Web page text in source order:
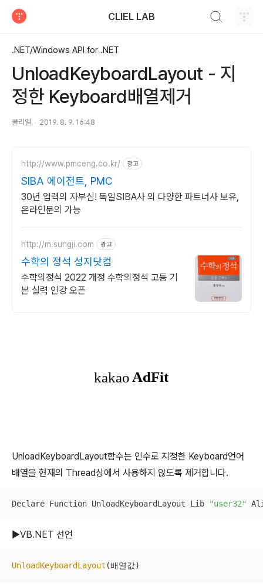
CLIEL LAB
.NET/Windows API for .NET
UnloadKeyboardLayout - 지
정한 Keyboard배열제거
클리엘 2019. 8. 9. 16:48
http://www.pmceng.co.kr/ 광고
SIBA 에이전트, PMC
30년 업력의 자부심! 독일SIBA사 외 다양한 파트너사 보유,
온라인문의 가능
http://m.sungji.com 광고
수학의 정석 성지닷컴
수학의정석 2022 개정 수학의정석 고등 기
본 실력 인강 오픈
UnloadKeyboardLayout함수는 인수로 지정한 Keyboard언어
배열을 현재의 Thread상에서 사용하지 않도록 제거합니다.
Declare Function UnloadKeyboardLayout Lib "user32"
▶VB.NET 선언
UnloadKeyboardLayout (배열값)